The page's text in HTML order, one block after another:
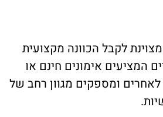
לקבל הכוונה מקצועית
המציעים אימונים חינם או
ומספקים מגוון רחב של